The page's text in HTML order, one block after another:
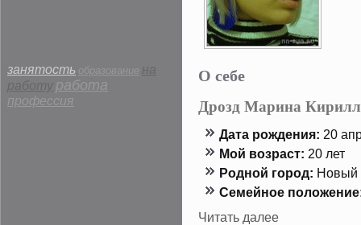
занятость образование на
работу работа
профессия
О себе
Дрозд Марина
Дата рождения: 20
Мой возраст: 20 лет
Роднοй гοрод: Новый
Семейнοе
Читать далее